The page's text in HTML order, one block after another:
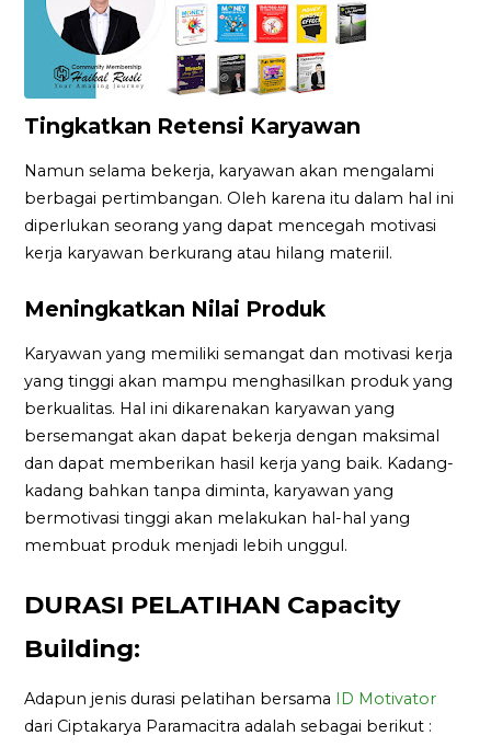
Tingkatkan Retensi Karyawan
Namun selama bekerja, karyawan akan mengalami
berbagai pertimbangan. Oleh karena itu dalam hal ini
diperlukan seorang yang dapat mencegah motivasi
kerja karyawan berkurang atau hilang materiil.
Meningkatkan Nilai Produk
Karyawan yang memiliki semangat dan motivasi kerja
yang tinggi akan mampu menghasilkan produk yang
berkualitas. Hal ini dikarenakan karyawan yang
bersemangat akan dapat bekerja dengan maksimal
dan dapat memberikan hasil kerja yang baik. Kadang-
kadang bahkan tanpa diminta, karyawan yang
bermotivasi tinggi akan melakukan hal-hal yang
membuat produk menjadi lebih unggul.
DURASI PELATIHAN Capacity
Building:
Adapun jenis durasi pelatihan bersama ID Motivator
dari Ciptakarya Paramacitra adalah sebagai berikut :